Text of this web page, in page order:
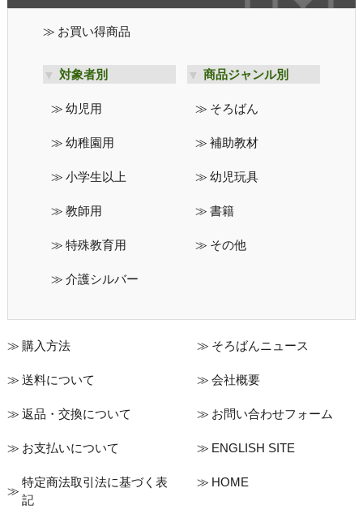
お買い得商品
対象者別
幼児用
幼稚園用
小学生以上
教師用
特殊教育用
介護シルバー
商品ジャンル別
そろばん
補助教材
幼児玩具
書籍
その他
購入方法
送料について
返品・交換について
お支払いについて
特定商法取引法に基づく表
記
そろばんニュース
会社概要
お問い合わせフォーム
ENGLISH SITE
HOME